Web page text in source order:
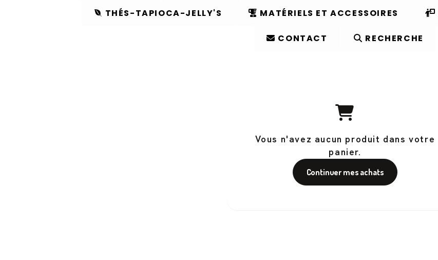
THÉS-TAPIOCA-JELLY'S MATÉRIELS ET ACCESSOIRES
CONTACT RECHERCHE
Vous n'avez aucun produit dans votre
panier.
Continuer mes achats